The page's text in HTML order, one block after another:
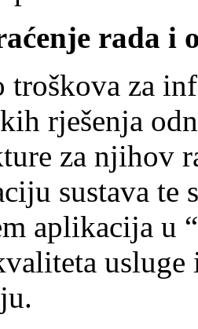
rada
za
rješenja
za njihov
sustava te
aplikacija u
usluge